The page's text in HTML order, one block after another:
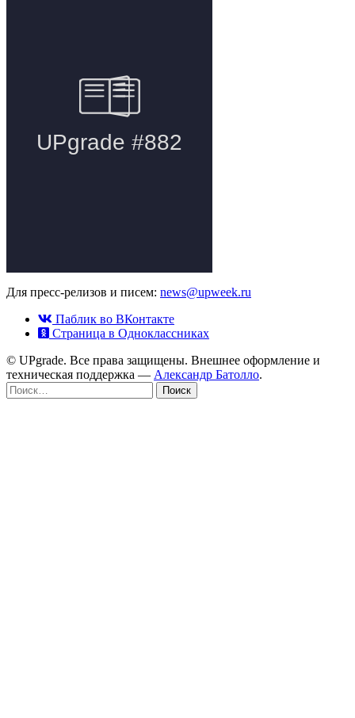
Для пресс-релизов и писем: news@upweek.ru
Паблик во ВКонтакте
Страница в Одноклассниках
© UPgrade. Все права защищены. Внешнее оформление и
техническая поддержка — Александр Батолло.
Найти: